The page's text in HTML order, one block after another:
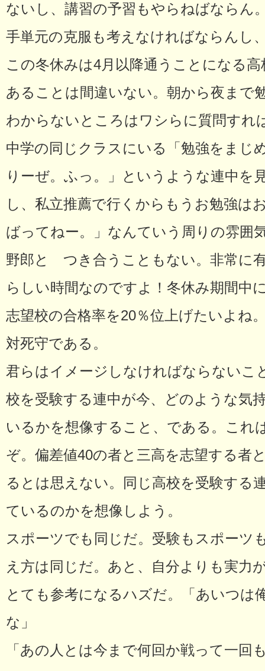
ないし、講習の予習もやらねばならん
手単元の克服も考えなければならんし
この冬休みは4月以降通うことになる
あることは間違いない。朝から夜まで
わからないところはワシらに質問すれ
中学の同じクラスにいる「勉強をまじ
りーぜ。ふっ。」というような連中を
し、私立推薦で行くからもうお勉強は
ばってねー。」なんていう周りの雰囲
野郎と つき合うこともない。非常に
らしい時間なのですよ！冬休み期間中
志望校の合格率を20％位上げたいよね
対死守である。
君らはイメージしなければならないこ
校を受験する連中が今、どのような気
いるかを想像すること、である。これ
ぞ。偏差値40の者と三高を志望する者
るとは思えない。同じ高校を受験する
ているのかを想像しよう。
スポーツでも同じだ。受験もスポーツ
え方は同じだ。あと、自分よりも実力
とても参考になるハズだ。「あいつは
な」
「あの人とは今まで何回か戦って一回